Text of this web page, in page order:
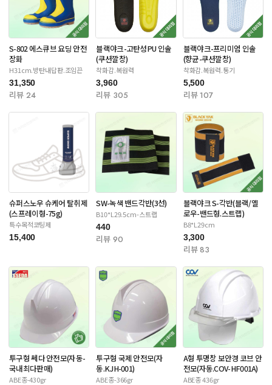
S-802 에스큐브 요딩 안전
장화
H31cm.방탄내답판.조임끈
31,350
리뷰 24
블랙야크-고탄성PU 인솔
(쿠션깔창)
착화감.복원력
3,960
리뷰 305
블랙야크-프리미엄 인솔
(향균-쿠션깔창)
착화감.복원력.통기
5,500
리뷰 107
슈퍼스노우 슈케어 탈취제
(스프레이형-75g)
특수목적코팅제
15,400
SW-녹색 밴드각반(3선)
B10*L29.5cm-스트랩
440
리뷰 90
블랙야크 S-각반(블랙/옐
로우-밴드형.스트랩)
B8*L29cm
3,300
리뷰 83
투구형 쎄다 안전모(자동-
국내최다판매)
ABE종-430gr
투구형 국제 안전모(자
동.KJH-001)
ABE종-366gr
A형 투명창 보안경 코브 안
전모(자동.COV-HF001A)
ABE종 436gr